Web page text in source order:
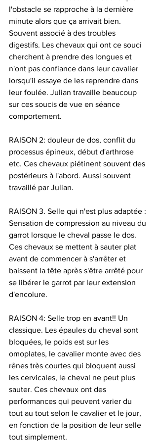
l'obstacle se rapproche à la dernière
minute alors que ça arrivait bien.
Souvent associé à des troubles
digestifs. Les chevaux qui ont ce souci
cherchent à prendre des longues et
n'ont pas confiance dans leur cavalier
lorsqu'il essaye de les reprendre dans
leur foulée. Julian travaille beaucoup
sur ces soucis de vue en séance
comportement.
RAISON 2: douleur de dos, conflit du
processus épineux, début d'arthrose
etc. Ces chevaux piétinent souvent des
postérieurs à l'abord. Aussi souvent
travaillé par Julian.
RAISON 3. Selle qui n'est plus adaptée :
Sensation de compression au niveau du
garrot lorsque le cheval passe le dos.
Ces chevaux se mettent à sauter plat
avant de commencer à s'arrêter et
baissent la tête après s'être arrêté pour
se libérer le garrot par leur extension
d'encolure.
RAISON 4: Selle trop en avant!! Un
classique. Les épaules du cheval sont
bloquées, le poids est sur les
omoplates, le cavalier monte avec des
rênes très courtes qui bloquent aussi
les cervicales, le cheval ne peut plus
sauter. Ces chevaux ont des
performances qui peuvent varier du
tout au tout selon le cavalier et le jour,
en fonction de la position de leur selle
tout simplement.